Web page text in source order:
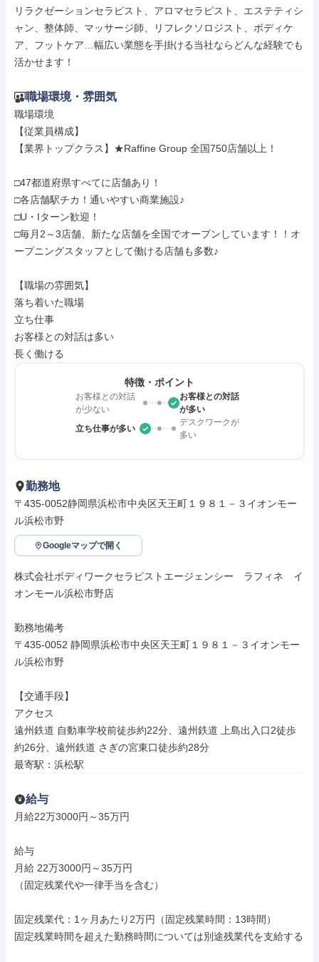
リラクゼーションセラピスト、アロマセラピスト、エステティシ
ャン、整体師、マッサージ師、リフレクソロジスト、ボディケ
ア、フットケア…幅広い業態を手掛ける当社ならどんな経験でも
活かせます！
職場環境・雰囲気
職場環境
【従業員構成】
【業界トップクラス】★Raffine Group 全国750店舗以上！
□47都道府県すべてに店舗あり！
□各店舗駅チカ！通いやすい商業施設♪
□U・Iターン歓迎！
□毎月2～3店舗、新たな店舗を全国でオープンしています！！オ
ープニングスタッフとして働ける店舗も多数♪
【職場の雰囲気】
落ち着いた職場
立ち仕事
お客様との対話は多い
長く働ける
特徴・ポイント
お客様との対話
が少ない
お客様との対話
が多い
立ち仕事が多い
デスクワークが
多い
勤務地
〒435-0052静岡県浜松市中央区天王町１９８１－３イオンモー
ル浜松市野
Googleマップで開く
株式会社ボディワークセラピストエージェンシー　ラフィネ　イ
オンモール浜松市野店
勤務地備考
〒435-0052 静岡県浜松市中央区天王町１９８１－３イオンモー
ル浜松市野
【交通手段】
アクセス
遠州鉄道 自動車学校前徒歩約22分、遠州鉄道 上島出入口2徒歩
約26分、遠州鉄道 さぎの宮東口徒歩約28分
最寄駅：浜松駅
給与
月給22万3000円～35万円
給与
月給 22万3000円～35万円
（固定残業代や一律手当を含む）
固定残業代：1ヶ月あたり2万円（固定残業時間：13時間）
固定残業時間を超えた勤務時間については別途残業代を支給する